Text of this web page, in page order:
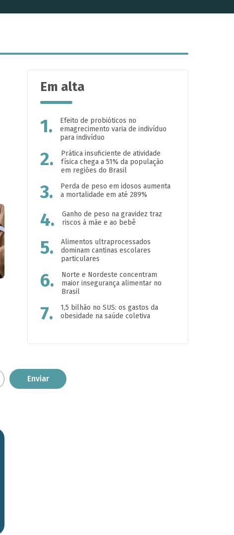
Em alta
1.
Efeito de probióticos no
emagrecimento varia de indivíduo
para indivíduo
2.
Prática insuficiente de atividade
física chega a 51% da população
em regiões do Brasil
3.
Perda de peso em idosos aumenta
a mortalidade em até 289%
4.
Ganho de peso na gravidez traz
riscos à mãe e ao bebê
5.
Alimentos ultraprocessados
dominam cantinas escolares
particulares
6.
Norte e Nordeste concentram
maior insegurança alimentar no
Brasil
7.
1,5 bilhão no SUS: os gastos da
obesidade na saúde coletiva